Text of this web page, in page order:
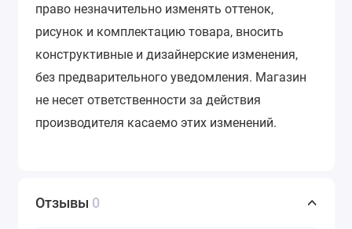
право незначительно изменять оттенок,
рисунок и комплектацию товара, вносить
конструктивные и дизайнерские изменения,
без предварительного уведомления. Магазин
не несет ответственности за действия
производителя касаемо этих изменений.
Отзывы 0